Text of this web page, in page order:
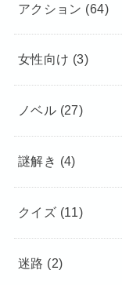
アクション (64)
女性向け (3)
ノベル (27)
謎解き (4)
クイズ (11)
迷路 (2)